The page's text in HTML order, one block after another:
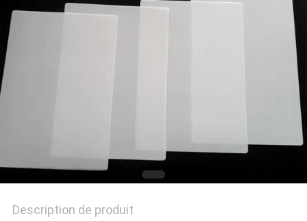
PLAN
DU
SITE
Description de produit